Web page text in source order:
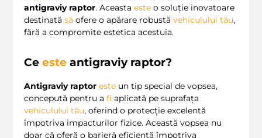
antigraviy raptor. Aceasta este o soluție inovatoare
destinată să ofere o apărare robustă vehiculului tău,
fără a compromite estetica acestuia.
Ce este antigraviy raptor?
Antigraviy raptor este un tip special de vopsea,
concepută pentru a fi aplicată pe suprafața
vehiculului tău, oferind o protecție excelentă
împotriva impacturilor fizice. Această vopsea nu
doar că oferă o barieră eficientă împotriva